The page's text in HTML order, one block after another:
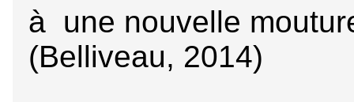
à une nouvelle
(Belliveau, 2014)